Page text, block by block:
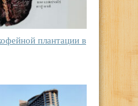
плантации в